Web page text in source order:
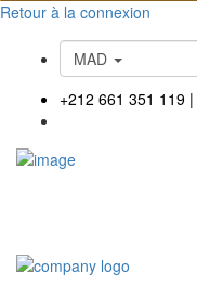
Retour à la connexion
MAD
+212 661 351 119 |